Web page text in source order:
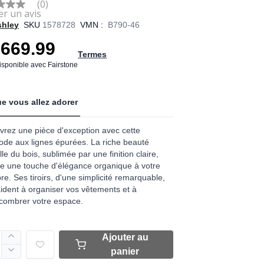
(0)
SKU 1578728 VMN : B790-46
avec Fairstone
Termes
vous allez adorer
une pièce d'exception avec cette
aux lignes épurées. La riche beauté
du bois, sublimée par une finition claire,
une touche d'élégance organique à votre
Ses tiroirs, d'une simplicité remarquable,
à organiser vos vêtements et à
votre espace.
Ajouter au
panier